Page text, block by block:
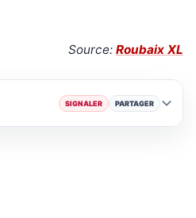
Source: Roubaix XL
SIGNALER PARTAGER